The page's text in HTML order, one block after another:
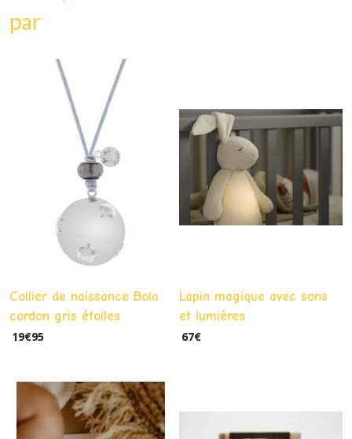
par
Collier de naissance Bola
cordon gris étoiles
argentées
19€95
Lapin magique avec sons
et lumières
67€